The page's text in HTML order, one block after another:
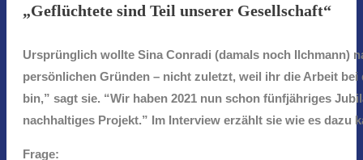
„Geflüchtete sind Teil unserer Gesellschaft“
Ursprünglich wollte Sina Conradi (damals noch Ilchmann)
persönlichen Gründen – nicht zuletzt, weil ihr die Arbeit
bin,” sagt sie. “Wir haben 2021 nun schon fünfjähriges
nachhaltiges Projekt.” Im Interview erzählt sie wie es dazu
Frage: